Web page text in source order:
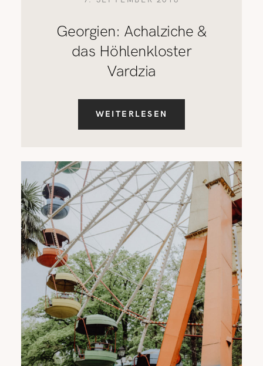
Georgien: Achalziche &
das Höhlenkloster
Vardzia
WEITERLESEN